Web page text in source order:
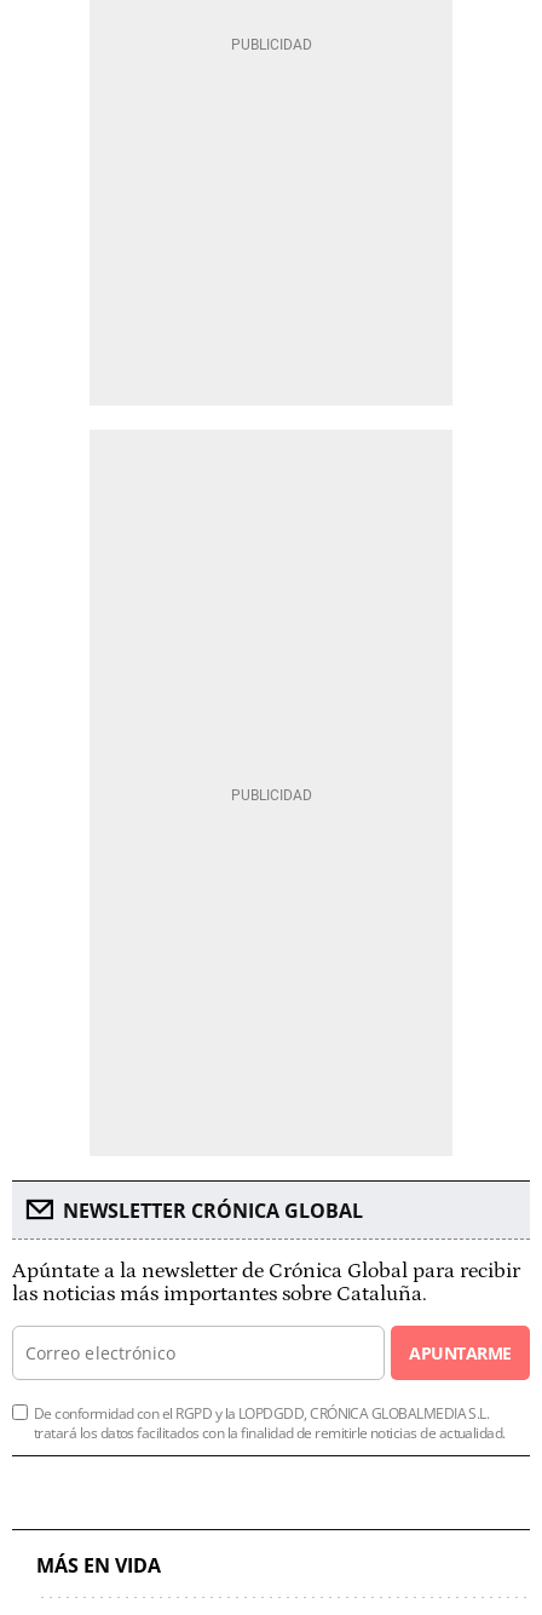
NEWSLETTER CRÓNICA GLOBAL
Apúntate a la newsletter de Crónica Global para recibir
las noticias más importantes sobre Cataluña.
APUNTARME
De conformidad con el RGPD y la LOPDGDD, CRÓNICA GLOBALMEDIA S.L.
tratará los datos facilitados con la finalidad de remitirle noticias de actualidad.
MÁS EN VIDA